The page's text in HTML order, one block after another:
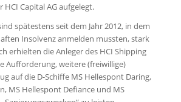
HCI Capital AG aufgelegt.
spätestens seit dem Jahr 2012, in dem
Insolvenz anmelden mussten, stark
erhielten die Anleger des HCI Shipping
Aufforderung, weitere (freiwillige)
auf die D-Schiffe MS Hellespont Daring,
MS Hellespont Defiance und MS